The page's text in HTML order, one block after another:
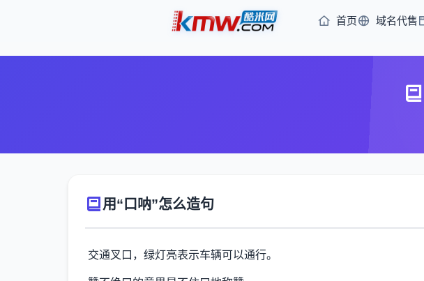
首页 域名代售
用“口呐”怎么造句
交通叉口，绿灯亮表示车辆可以通行。